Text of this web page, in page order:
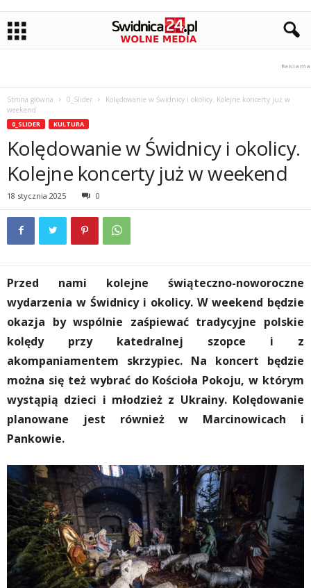
Strona główna 0_Slider
Kolędowanie w Świdnicy i okolicy. Kolejne koncerty już w
weekend
0_SLIDER KULTURA
Kolędowanie w Świdnicy i okolicy.
Kolejne koncerty już w weekend
18 stycznia 2025 0
Przed nami kolejne świąteczno-noworoczne
wydarzenia w Świdnicy i okolicy. W weekend będzie
okazja by wspólnie zaśpiewać tradycyjne polskie
kolędy przy katedralnej szopce i z
akompaniamentem skrzypiec. Na koncert będzie
można się też wybrać do Kościoła Pokoju, w którym
wystąpią dzieci i młodzież z Ukrainy. Kolędowanie
planowane jest również w Marcinowicach i
Pankowie.